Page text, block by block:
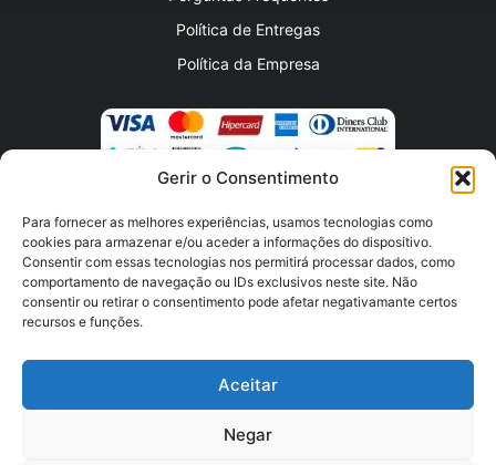
Gerir o Consentimento
Para fornecer as melhores experiências, usamos tecnologias como
cookies para armazenar e/ou aceder a informações do dispositivo.
Consentir com essas tecnologias nos permitirá processar dados, como
comportamento de navegação ou IDs exclusivos neste site. Não
consentir ou retirar o consentimento pode afetar negativamante certos
recursos e funções.
Aceitar
Negar
Política de Entregas
Política da Empresa
HORARIO DE FUNCIONAMENTO
Segunda a Sexta –08:00 às 18:00